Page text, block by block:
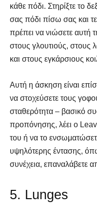
κάθε πόδι. Στηρίξτε το
σας πόδι πίσω σας και
πρέπει να νιώσετε αυτή
στους γλουτιούς, στους
και στους εγκάρσιους
Αυτή η άσκηση είναι
να στοχεύσετε τους
σταθερότητα – βασικό
προπόνησης, λέει ο
του ή να το
υψηλότερης έντασης,
συνέχεια, επαναλάβετε
5. Lunges